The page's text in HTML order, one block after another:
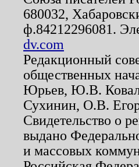
680032,
ф.84212296081.
dv.com
Редакционный
общественных
Юрьев, Ю.В.
Сухинин, О.В.
Свидетельство о
выдано
и массовых